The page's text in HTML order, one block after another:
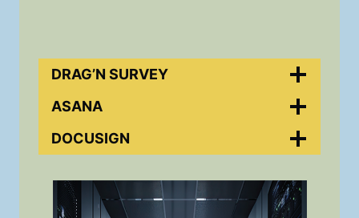
DRAG’N SURVEY
ASANA
DOCUSIGN